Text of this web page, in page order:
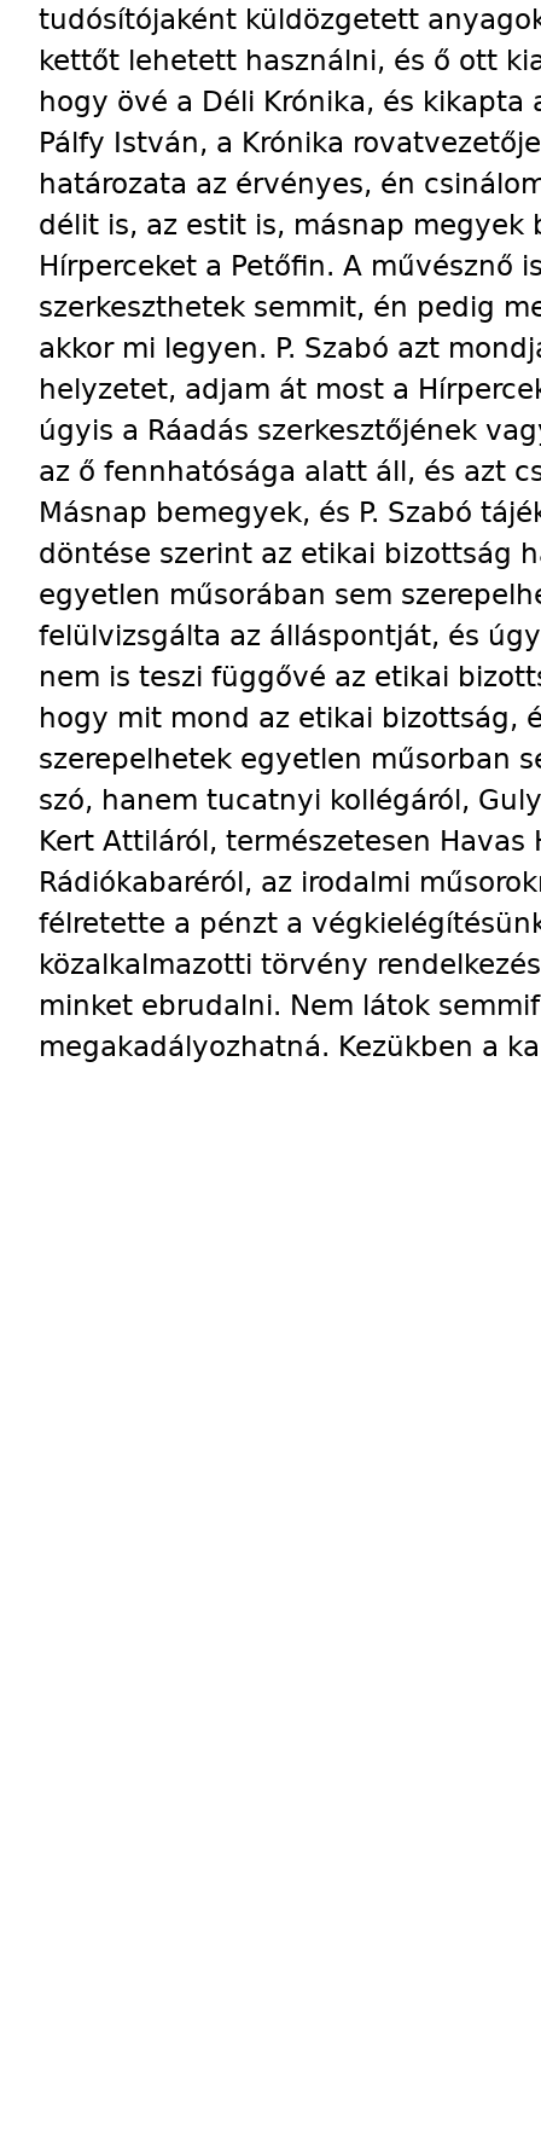
tudósítójaként küldözgetett
kettőt lehetett használni, és ő ott
hogy övé a Déli Krónika, és
Pálfy István, a Krónika
határozata az érvényes, én
délit is, az estit is, másnap megyek
Hírperceket a Petőfin. A művésznő
szerkeszthetek semmit, én pedig
akkor mi legyen. P. Szabó azt
helyzetet, adjam át most a
úgyis a Ráadás szerkesztőjének
az ő fennhatósága alatt áll, és azt
Másnap bemegyek, és P. Szabó
döntése szerint az etikai bizottság
egyetlen műsorában sem
felülvizsgálta az álláspontját, és
nem is teszi függővé az etikai
hogy mit mond az etikai bizottság,
szerepelhetek egyetlen műsorban
szó, hanem tucatnyi kollégáról,
Kert Attiláról, természetesen Havas
Rádiókabaréról, az irodalmi
félretette a pénzt a
közalkalmazotti törvény
minket ebrudalni. Nem látok
megakadályozhatná. Kezükben a